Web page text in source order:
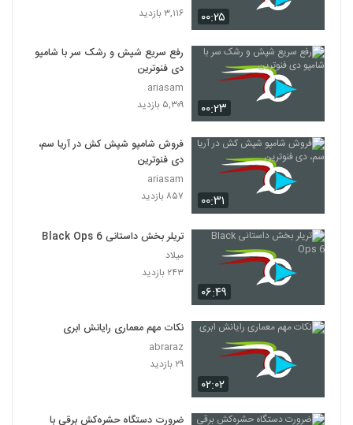
۰۰:۲۵
۳,۱۱۶ بازدید
۰۰:۲۳
رفع سریع شپش و رشک سر با شامپو
دی فنوترین
ariasam
۵,۳۰۹ بازدید
۰۰:۳۱
فروش شامپو شپش کش در آریا سم،
دی فنوترین
ariasam
۸۵۷ بازدید
۰۶:۴۹
تریلر بخش داستانی Black Ops 6
میلاد
۲۴۳ بازدید
۰۲:۰۲
نکات مهم معماری رایانش ابری
abraraz
۲۹ بازدید
ضرورت دستگاه حشره‌کش برقی با